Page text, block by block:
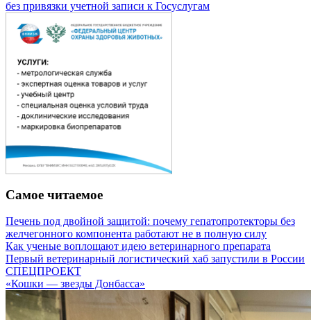
без привязки учетной записи к Госуслугам
Самое читаемое
Печень под двойной защитой: почему гепатопротекторы без
желчегонного компонента работают не в полную силу
Как ученые воплощают идею ветеринарного препарата
Первый ветеринарный логистический хаб запустили в России
СПЕЦПРОЕКТ
«Кошки — звезды Донбасса»